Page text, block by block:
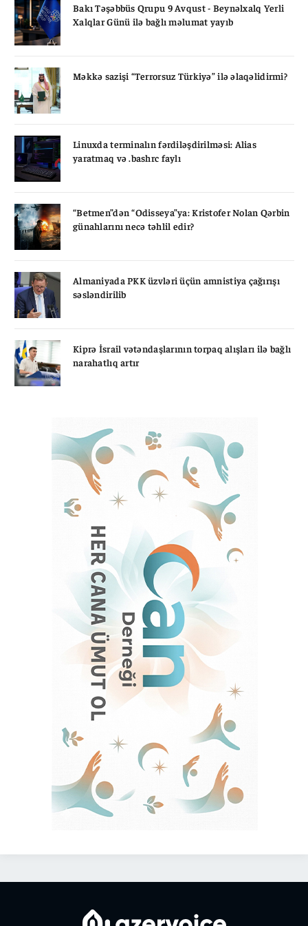
Bakı Təşəbbüs Qrupu 9 Avqust - Beynəlxalq Yerli
Xalqlar Günü ilə bağlı məlumat yayıb
Məkkə sazişi “Terrorsuz Türkiyə” ilə əlaqəlidirmi?
Linuxda terminalın fərdiləşdirilməsi: Alias
yaratmaq və .bashrc faylı
“Betmen”dən “Odisseya”ya: Kristofer Nolan Qərbin
günahlarını necə təhlil edir?
Almaniyada PKK üzvləri üçün amnistiya çağırışı
səsləndirilib
Kiprə İsrail vətəndaşlarının torpaq alışları ilə bağlı
narahatlıq artır